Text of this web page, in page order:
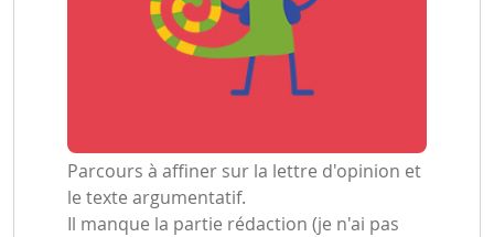
Parcours à affiner sur la lettre d'opinion et
le texte argumentatif.
Il manque la partie rédaction (je n'ai pas